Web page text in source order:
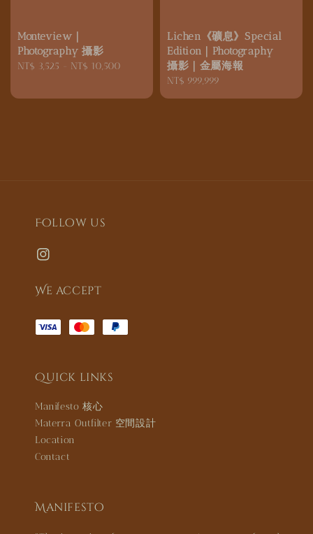
Monteview｜
Photography 攝影
Regular
NT$ 3,525 NT$ 10,500
Lichen《礦息》Special
Edition｜Photography
攝影｜金屬海報
Regular
NT$ 999,999
Follow us
We accept
Quick links
Manifesto 核心
Materra Outfilter 空間設計
Location
Contact
Manifesto